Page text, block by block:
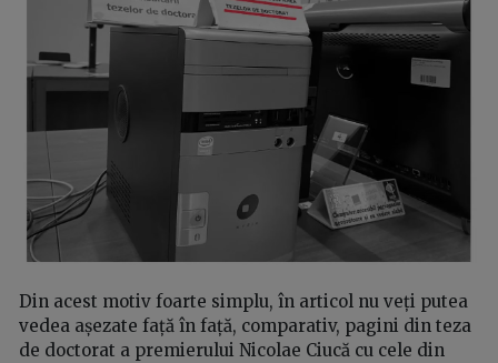
Din acest motiv foarte simplu, în articol nu veți putea
vedea așezate față în față, comparativ, pagini din teza
de doctorat a premierului Nicolae Ciucă cu cele din